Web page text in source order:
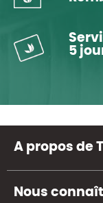
5
A propos de
Nous